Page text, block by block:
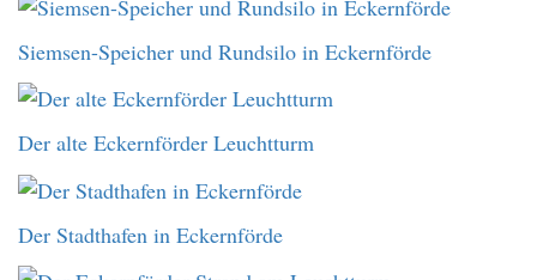
Siemsen-Speicher und Rundsilo in Eckernförde
Der alte Eckernförder Leuchtturm
Der Stadthafen in Eckernförde